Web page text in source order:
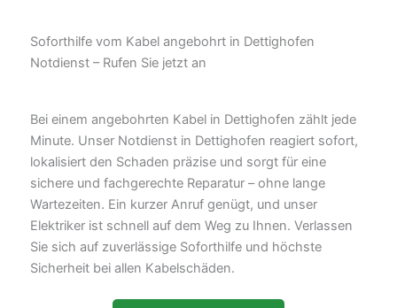
Soforthilfe vom Kabel angebohrt in Dettighofen
Notdienst – Rufen Sie jetzt an
Bei einem angebohrten Kabel in Dettighofen zählt jede
Minute. Unser Notdienst in Dettighofen reagiert sofort,
lokalisiert den Schaden präzise und sorgt für eine
sichere und fachgerechte Reparatur – ohne lange
Wartezeiten. Ein kurzer Anruf genügt, und unser
Elektriker ist schnell auf dem Weg zu Ihnen. Verlassen
Sie sich auf zuverlässige Soforthilfe und höchste
Sicherheit bei allen Kabelschäden.